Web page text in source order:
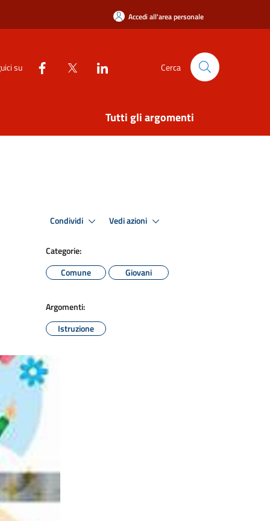
Accedi all'area personale
su Cerca
Tutti gli argomenti
Condividi Vedi azioni
Categorie:
Comune
Giovani
Argomenti:
Istruzione